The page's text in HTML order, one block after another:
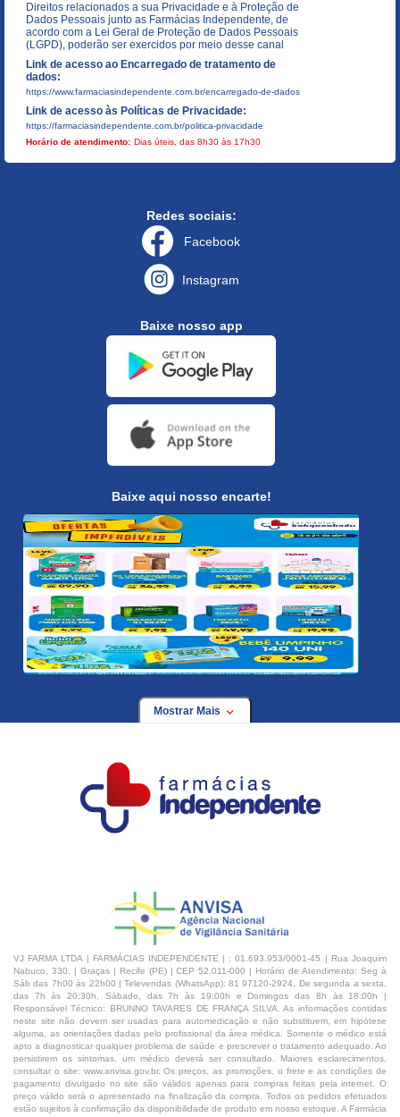
Direitos relacionados a sua Privacidade e à Proteção de
Dados Pessoais junto as Farmácias Independente, de
acordo com a Lei Geral de Proteção de Dados Pessoais
(LGPD), poderão ser exercidos por meio desse canal
Link de acesso ao Encarregado de tratamento de
dados:
https://www.farmaciasindependente.com.br/encarregado-de-dados
Link de acesso às Políticas de Privacidade:
https://farmaciasindependente.com.br/politica-privacidade
Horário de atendimento: Dias úteis, das 8h30 às 17h30
Redes sociais:
Facebook
Instagram
Baixe nosso app
Baixe aqui nosso encarte!
Mostrar Mais
VJ FARMA LTDA | FARMÁCIAS INDEPENDENTE | : 01.693.953/0001-45 | Rua Joaquim
Nabuco, 330, | Graças | Recife (PE) | CEP 52.011-000 | Horário de Atendimento: Seg à
Sáb das 7h00 às 22h00 | Televendas (WhatsApp): 81 97120-2924, De segunda a sexta,
das 7h às 20:30h, Sábado, das 7h às 19:00h e Domingos das 8h às 18:00h |
Responsável Técnico: BRUNNO TAVARES DE FRANÇA SILVA. As informações contidas
neste site não devem ser usadas para automedicação e não substituem, em hipótese
alguma, as orientações dadas pelo profissional da área médica. Somente o médico está
apto a diagnosticar qualquer problema de saúde e prescrever o tratamento adequado. Ao
persistirem os sintomas, um médico deverá ser consultado. Maiores esclarecimentos,
consultar o site: www.anvisa.gov.br. Os preços, as promoções, o frete e as condições de
pagamento divulgado no site são válidos apenas para compras feitas pela internet. O
preço válido será o apresentado na finalização da compra. Todos os pedidos efetuados
estão sujeitos à confirmação da disponibilidade de produto em nosso estoque. A Farmácia